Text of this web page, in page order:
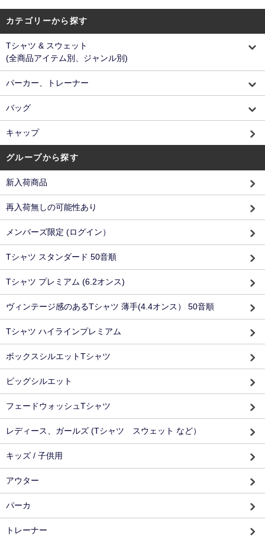
カテゴリーから探す
Tシャツ & スウェット
(全商品アイテム別、ジャンル別)
パーカー、トレーナー
バッグ
キャップ
グループから探す
新入荷商品
再入荷無しの可能性あり
メンバーズ限定 (ログイン）
Tシャツ スタンダード 50音順
Tシャツ プレミアム (6.2オンス)
ヴィンテージ感のあるTシャツ 薄手(4.4オンス） 50音順
Tシャツ ハイラインプレミアム
ボックスシルエットTシャツ
ビッグシルエット
フェードウォッシュTシャツ
レディース、ガールズ (Tシャツ スウェット など）
キッズ / 子供用
アウター
パーカ
トレーナー